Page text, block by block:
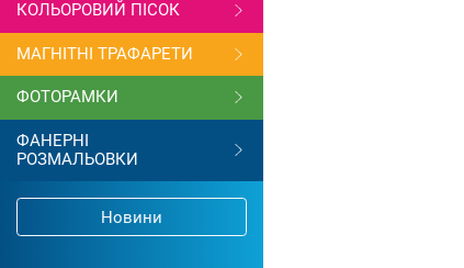
КОЛЬОРОВИЙ ПІСОК
МАГНІТНІ ТРАФАРЕТИ
ФОТОРАМКИ
ФАНЕРНІ
РОЗМАЛЬОВКИ
Новини